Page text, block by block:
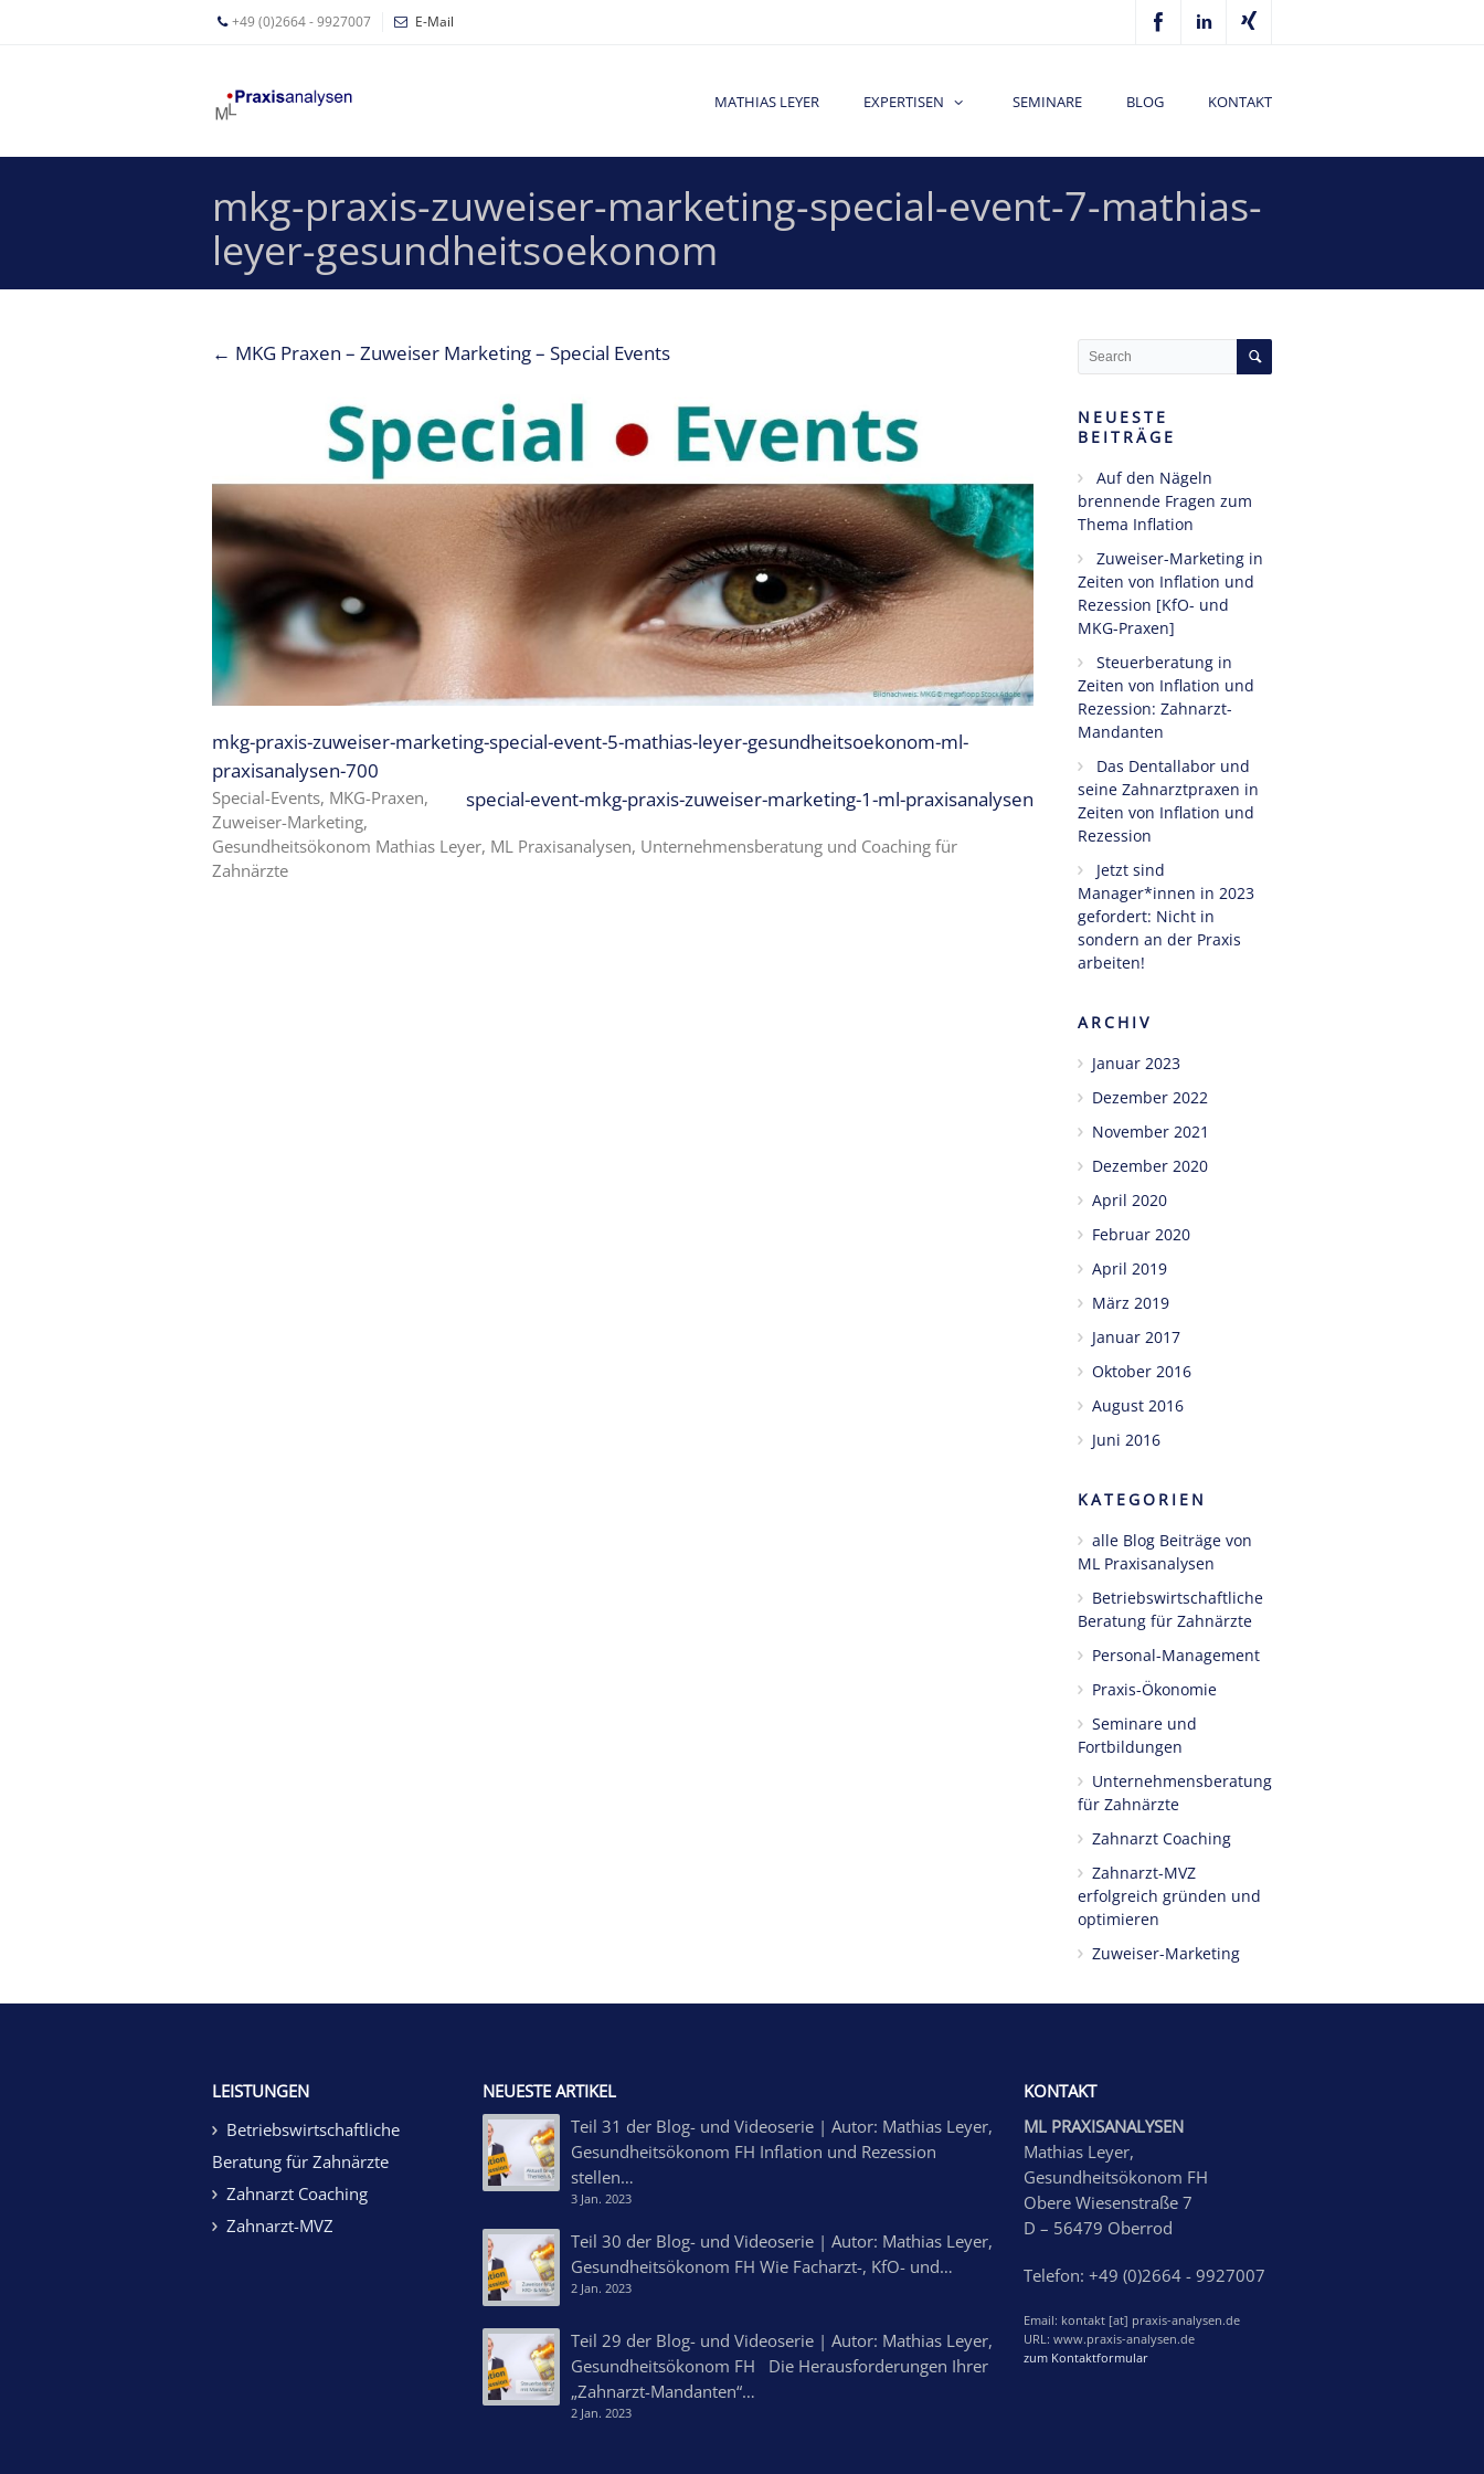
+49 (0)2664 - 9927007 E-Mail
MATHIAS LEYER EXPERTISEN SEMINARE BLOG KONTAKT
mkg-praxis-zuweiser-marketing-special-event-7-mathias-
leyer-gesundheitsoekonom
← MKG Praxen – Zuweiser Marketing – Special Events
mkg-praxis-zuweiser-marketing-special-event-5-mathias-leyer-gesundheitsoekonom-ml-
praxisanalysen-700
special-event-mkg-praxis-zuweiser-marketing-1-ml-praxisanalysen
Special-Events, MKG-Praxen,
Zuweiser-Marketing,
Gesundheitsökonom Mathias Leyer, ML Praxisanalysen, Unternehmensberatung und Coaching für
Zahnärzte
NEUESTE
BEITRÄGE
Auf den Nägeln
brennende Fragen zum
Thema Inflation
Zuweiser-Marketing in
Zeiten von Inflation und
Rezession [KfO- und
MKG-Praxen]
Steuerberatung in
Zeiten von Inflation und
Rezession: Zahnarzt-
Mandanten
Das Dentallabor und
seine Zahnarztpraxen in
Zeiten von Inflation und
Rezession
Jetzt sind
Manager*innen in 2023
gefordert: Nicht in
sondern an der Praxis
arbeiten!
ARCHIV
Januar 2023
Dezember 2022
November 2021
Dezember 2020
April 2020
Februar 2020
April 2019
März 2019
Januar 2017
Oktober 2016
August 2016
Juni 2016
KATEGORIEN
alle Blog Beiträge von
ML Praxisanalysen
Betriebswirtschaftliche
Beratung für Zahnärzte
Personal-Management
Praxis-Ökonomie
Seminare und
Fortbildungen
Unternehmensberatung
für Zahnärzte
Zahnarzt Coaching
Zahnarzt-MVZ
erfolgreich gründen und
optimieren
Zuweiser-Marketing
LEISTUNGEN
Betriebswirtschaftliche
Beratung für Zahnärzte
Zahnarzt Coaching
Zahnarzt-MVZ
NEUESTE ARTIKEL
Teil 31 der Blog- und Videoserie | Autor: Mathias Leyer,
Gesundheitsökonom FH Inflation und Rezession
stellen…
3 Jan. 2023
Teil 30 der Blog- und Videoserie | Autor: Mathias Leyer,
Gesundheitsökonom FH Wie Facharzt-, KfO- und…
2 Jan. 2023
Teil 29 der Blog- und Videoserie | Autor: Mathias Leyer,
Gesundheitsökonom FH Die Herausforderungen Ihrer
„Zahnarzt-Mandanten“…
2 Jan. 2023
KONTAKT
ML PRAXISANALYSEN
Mathias Leyer,
Gesundheitsökonom FH
Obere Wiesenstraße 7
D – 56479 Oberrod
Telefon: +49 (0)2664 - 9927007
Email: kontakt [at] praxis-analysen.de
URL: www.praxis-analysen.de
zum Kontaktformular
Zahnarzt